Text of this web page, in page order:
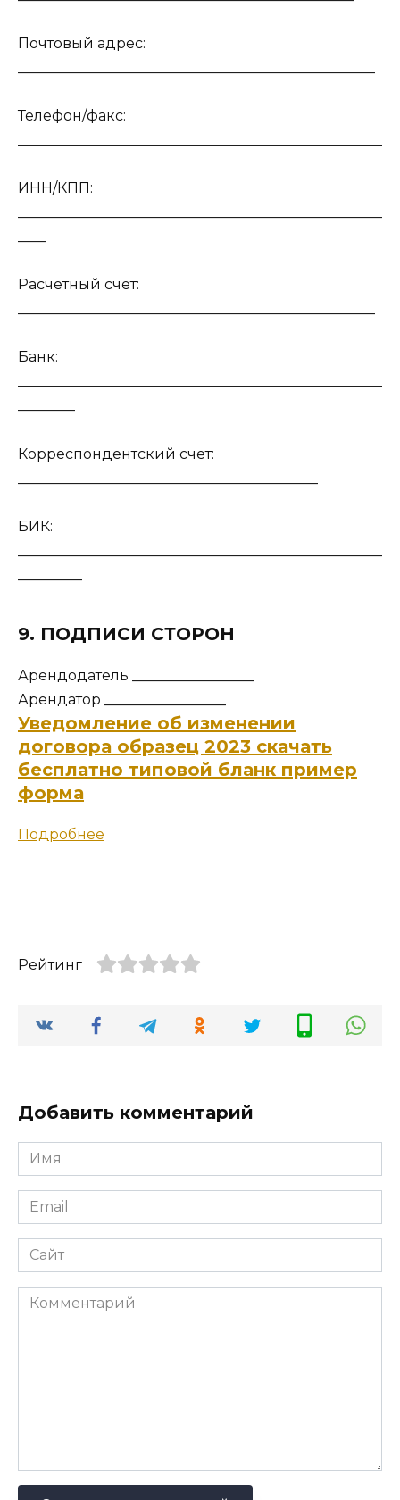
Почтовый адрес:
Телефон/факс:
ИНН/КПП:
Расчетный счет:
Банк:
Корреспондентский счет:
БИК:
9. ПОДПИСИ СТОРОН
Арендодатель _________________
Арендатор _________________
Уведомление об изменении
договора образец 2023 скачать
бесплатно типовой бланк пример
форма
Подробнее
Рейтинг
Добавить комментарий
Имя
*
Email
*
Сайт
Комментарий